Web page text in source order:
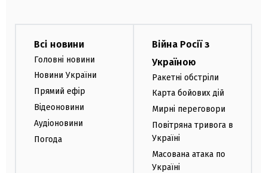
Всі новини
Головні новини
Новини України
Прямий ефір
Відеоновини
Аудіоновини
Погода
Війна Росії з
Україною
Ракетні обстріли
Карта бойових дій
Мирні переговори
Повітряна тривога в
Україні
Масована атака по
Україні